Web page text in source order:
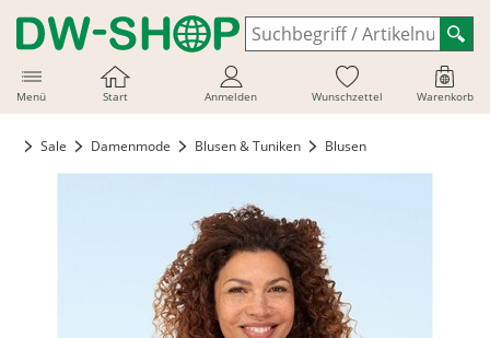
Menü Start Anmelden Wunschzettel Warenkorb
Sale Damenmode Blusen & Tuniken Blusen